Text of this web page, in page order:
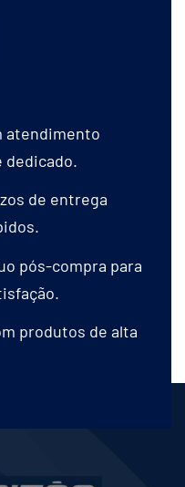
atendimento
dedicado.
de entrega
pós-compra para
produtos de alta